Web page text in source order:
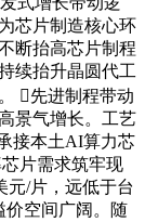
芯片制造核心环
断抬高芯片制程
续抬升晶圆代工
先进制程带动
景气增长。工艺
接本土AI算力芯
片需求筑牢现
元/片，远低于台
价空间广阔。随